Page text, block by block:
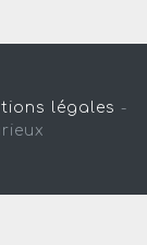
légales -